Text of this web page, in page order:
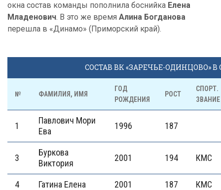
окна состав команды пополнила боснийка Елена
Младенович. В это же время Алина Богданова
перешла в «Динамо» (Приморский край).
СОСТАВ ВК «ЗАРЕЧЬЕ-ОДИНЦОВО» В
№ ФАМИЛИЯ, ИМЯ
ГОД
РОЖДЕНИЯ
РОСТ
СПОРТ.
ЗВАНИЕ
1
Павлович Мори
Ева
1996 187
3
Буркова
Виктория
2001 194 КМС
4 Гатина Елена 2001 187 КМС